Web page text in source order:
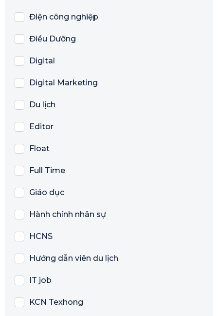
Điện công nghiệp
Điều Dưỡng
Digital
Digital Marketing
Du lịch
Editor
Float
Full Time
Giáo dục
Hành chính nhân sự
HCNS
Hướng dẫn viên du lịch
IT job
KCN Texhong